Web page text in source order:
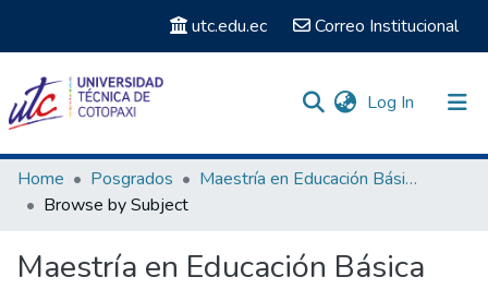
utc.edu.ec Correo Institucional
Log In (current)
Communities & Collections
Home Posgrados
Maestría en Educación Básica
Browse by Subject
Maestría en Educación Básica